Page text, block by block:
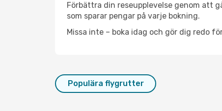
Förbättra din reseupplevelse genom att
som sparar pengar på varje bokning.
Missa inte – boka idag och gör dig redo
Populära flygrutter